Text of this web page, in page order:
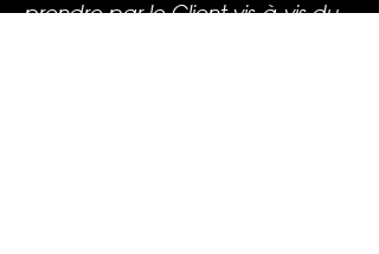
prendre par le Client vis-à-vis du